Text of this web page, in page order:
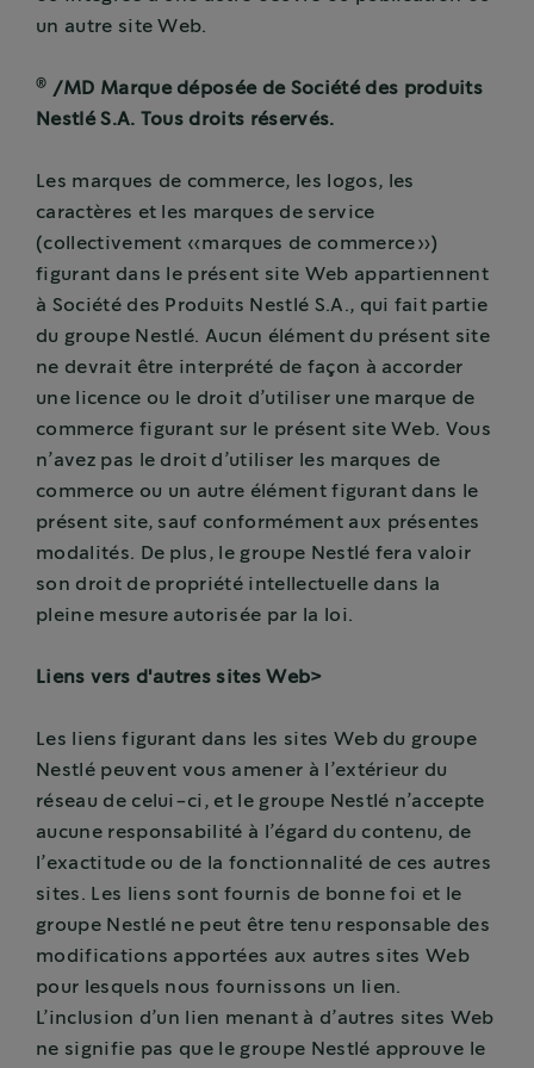
un autre site Web.
® /MD Marque déposée de Société des produits
Nestlé S.A. Tous droits réservés.
Les marques de commerce, les logos, les
caractères et les marques de service
(collectivement «marques de commerce»)
figurant dans le présent site Web appartiennent
à Société des Produits Nestlé S.A., qui fait partie
du groupe Nestlé. Aucun élément du présent site
ne devrait être interprété de façon à accorder
une licence ou le droit d’utiliser une marque de
commerce figurant sur le présent site Web. Vous
n’avez pas le droit d’utiliser les marques de
commerce ou un autre élément figurant dans le
présent site, sauf conformément aux présentes
modalités. De plus, le groupe Nestlé fera valoir
son droit de propriété intellectuelle dans la
pleine mesure autorisée par la loi.
Liens vers d'autres sites Web>
Les liens figurant dans les sites Web du groupe
Nestlé peuvent vous amener à l’extérieur du
réseau de celui-ci, et le groupe Nestlé n’accepte
aucune responsabilité à l’égard du contenu, de
l’exactitude ou de la fonctionnalité de ces autres
sites. Les liens sont fournis de bonne foi et le
groupe Nestlé ne peut être tenu responsable des
modifications apportées aux autres sites Web
pour lesquels nous fournissons un lien.
L’inclusion d’un lien menant à d’autres sites Web
ne signifie pas que le groupe Nestlé approuve le